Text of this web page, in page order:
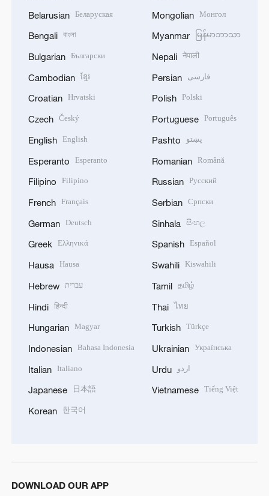
Belarusian Беларуская
Bengali বাংলা
Bulgarian Български
Cambodian ខ្មែរ
Croatian Hrvatski
Czech Český
English English
Esperanto Esperanto
Filipino Filipino
French Français
German Deutsch
Greek Ελληνικά
Hausa Hausa
Hebrew עברית
Hindi हिन्दी
Hungarian Magyar
Indonesian Bahasa Indonesia
Italian Italiano
Japanese 日本語
Korean 한국어
Mongolian Монгол
Myanmar မြန်မာဘာသာ
Nepali नेपाली
Persian فارسی
Polish Polski
Portuguese Português
Pashto پښتو
Romanian Română
Russian Русский
Serbian Српски
Sinhala සිංහල
Spanish Español
Swahili Kiswahili
Tamil தமிழ்
Thai ไทย
Turkish Türkçe
Ukrainian Українська
Urdu اردو
Vietnamese Tiếng Việt
DOWNLOAD OUR APP